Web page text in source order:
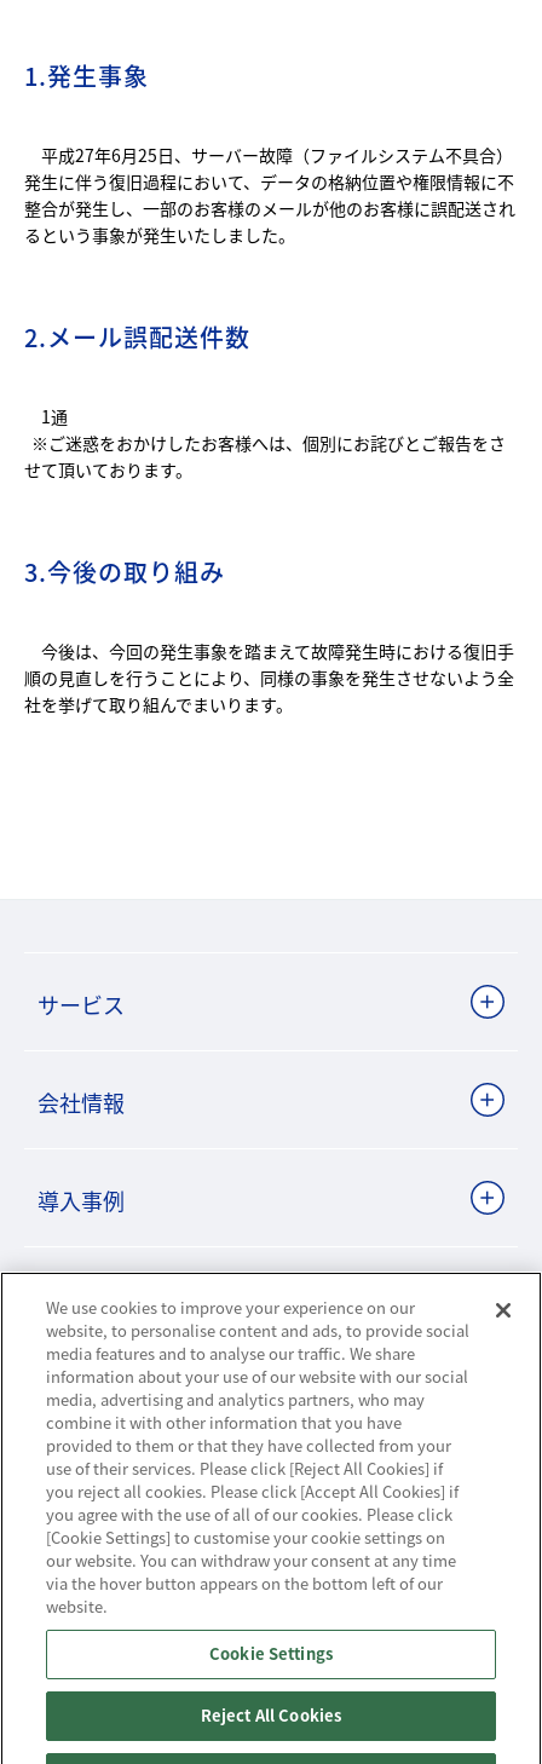
1.発生事象
平成27年6月25日、サーバー故障（ファイルシステム不具合）
発生に伴う復旧過程において、データの格納位置や権限情報に不
整合が発生し、一部のお客様のメールが他のお客様に誤配送され
るという事象が発生いたしました。
2.メール誤配送件数
1通
※ご迷惑をおかけしたお客様へは、個別にお詫びとご報告をさ
せて頂いております。
3.今後の取り組み
今後は、今回の発生事象を踏まえて故障発生時における復旧手
順の見直しを行うことにより、同様の事象を発生させないよう全
社を挙げて取り組んでまいります。
サービス
会社情報
導入事例
ビジネスパートナーサイト
ニュースリリース
お知らせ
お問い合わせ／サポート
ハウジング・クラウド・ストリーミングの
NTTスマートコネクト
We use cookies to improve your experience on our
website, to personalise content and ads, to provide social
media features and to analyse our traffic. We share
information about your use of our website with our social
media, advertising and analytics partners, who may
combine it with other information that you have
provided to them or that they have collected from your
use of their services. Please click [Reject All Cookies] if
you reject all cookies. Please click [Accept All Cookies] if
you agree with the use of all of our cookies. Please click
[Cookie Settings] to customise your cookie settings on
our website. You can withdraw your consent at any time
via the hover button appears on the bottom left of our
website.
Cookie Settings
Reject All Cookies